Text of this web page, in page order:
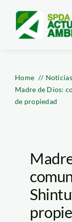
content
Home
Noticias
Madre de Dios:
de propiedad